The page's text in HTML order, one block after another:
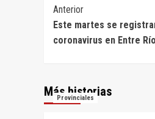
Navegación
de
Anterior
Este martes se
coronavirus en Entre
Más historias
Provinciales